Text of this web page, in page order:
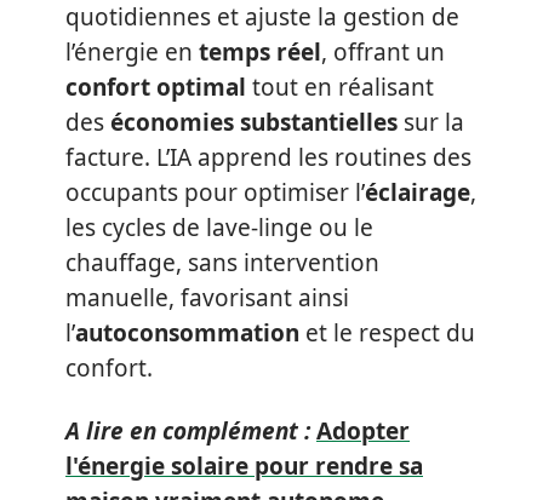
quotidiennes et ajuste la gestion de
l’énergie en temps réel, offrant un
confort optimal tout en réalisant
deséconomies substantielles sur la
facture. L’IA apprend les routines des
occupants pour optimiser l’éclairage,
les cycles de lave-linge ou le
chauffage, sans intervention
manuelle, favorisant ainsi
l’autoconsommation et le respect du
confort.
A lire en complément :Adopter
l'énergie solaire pour rendre sa